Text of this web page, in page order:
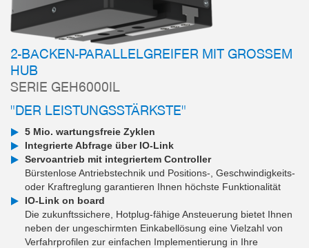
2-BACKEN-PARALLELGREIFER MIT GROSSEM H
UB
SERIE GEH6000IL
"DER LEISTUNGSSTÄRKSTE"
5 Mio. wartungsfreie Zyklen
Integrierte Abfrage über IO-Link
Servoantrieb mit integriertem Controller
Bürstenlose Antriebstechnik und Positions-, Geschwindigkeits-
oder Kraftreglung garantieren Ihnen höchste Funktionalität
IO-Link on board
Die zukunftssichere, Hotplug-fähige Ansteuerung bietet Ihnen
neben der ungeschirmten Einkabellösung eine Vielzahl von
Verfahrprofilen zur einfachen Implementierung in Ihre